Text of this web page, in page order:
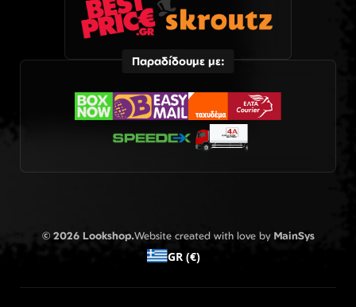
Παραδίδουμε με:
© 2026 Lookshop.Website created with love by MainSys
GR (€)